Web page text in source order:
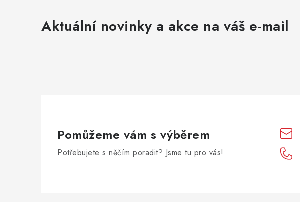
Aktuální novinky a akce na váš e-mail
Pomůžeme vám s výběrem
Potřebujete s něčím poradit? Jsme tu pro vás!